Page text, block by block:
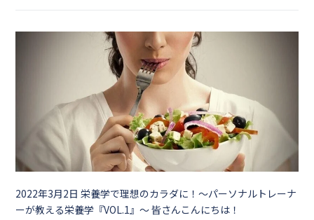
2022年3月2日栄養学で理想のカラダに！～パーソナルトレーナ
ーが教える栄養学『VOL.1』～ 皆さんこんにちは！